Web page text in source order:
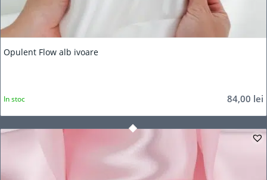
Opulent Flow alb ivoare
84,00 lei
In stoc